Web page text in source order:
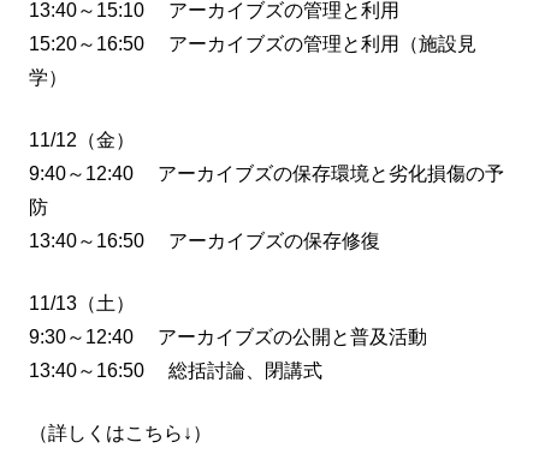
13:40～15:10 アーカイブズの管理と利用
15:20～16:50 アーカイブズの管理と利用（施設見
学）
11/12（金）
9:40～12:40 アーカイブズの保存環境と劣化損傷の予
防
13:40～16:50 アーカイブズの保存修復
11/13（土）
9:30～12:40 アーカイブズの公開と普及活動
13:40～16:50 総括討論、閉講式
（詳しくはこちら↓）